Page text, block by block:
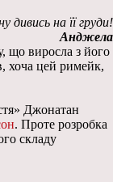
дивись на її груди!
Анджела
що виросла з його
хоча цей римейк,
Джонатан
. Проте розробка
складу